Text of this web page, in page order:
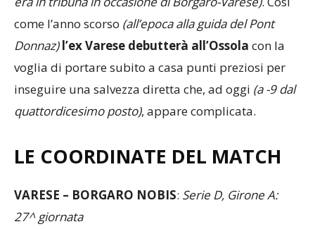
dentro il cuore granata Ezio Rossi(che, tra l’altro,
era in tribuna in occasione di Borgaro-Varese). Così
come l’anno scorso(all’epoca alla guida del Pont
Donnaz)l’ex Varese debutterà all’Ossolacon la
voglia di portare subito a casa punti preziosi per
inseguire una salvezza diretta che, ad oggi(a -9 dal
VARESE – BORGARO NOBIS